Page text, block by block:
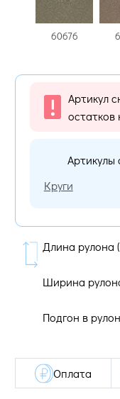
60676
Артикул
остатков
Круги
Длина рулона
Ширина
Подгон в
Оплата